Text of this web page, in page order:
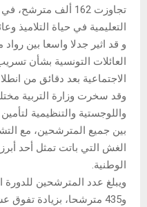
تجاوزت 162 ألف
التعليمية في حياة التلاميذ
و قد اثير جدلا واسعا بين
العائلات التونسية بشأن
الاجتماعية بعد دقائق من
وقد سخرت وزارة التربية
واللوجستية والتنظيمية
بين جميع المترشحين، مع
الغش التي باتت تمثل أحد
الوطنية.
و435 مترشحا، بزيادة